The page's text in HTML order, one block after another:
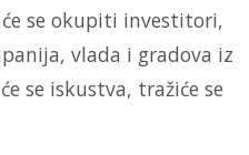
se okupiti investitori,
vlada i gradova iz
se iskustva, tražiće se